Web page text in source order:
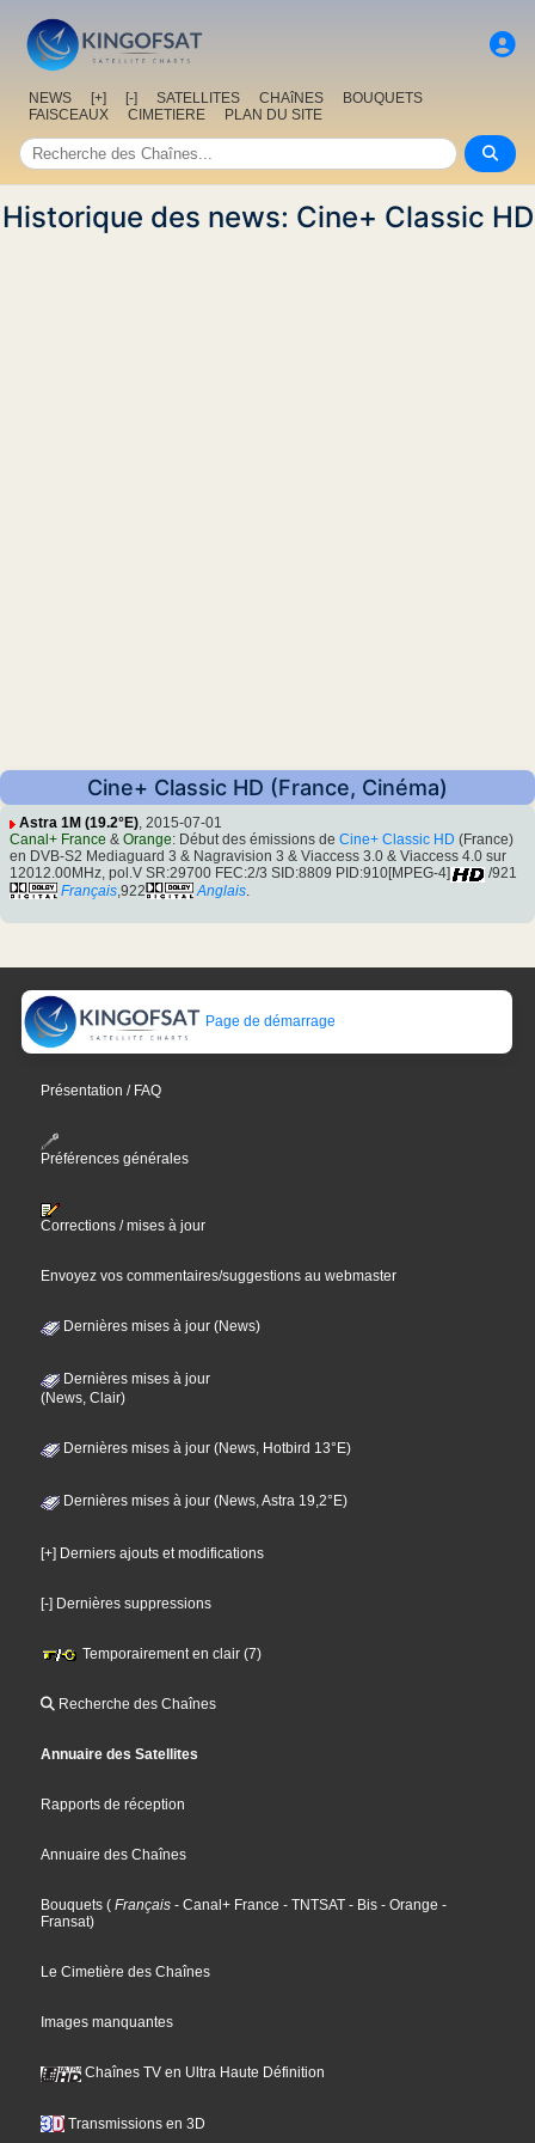
NEWS [+] [-] SATELLITES CHAîNES
BOUQUETS
FAISCEAUX
CIMETIERE PLAN DU SITE
Historique des news: Cine+ Classic HD
Cine+ Classic HD (France, Cinéma)
Astra 1M (19.2°E), 2015-07-01
Canal+ France & Orange: Début des émissions de Cine+ Classic HD (France)
en DVB-S2 Mediaguard 3 & Nagravision 3 & Viaccess 3.0 & Viaccess 4.0 sur
12012.00MHz, pol.V SR:29700 FEC:2/3 SID:8809 PID:910[MPEG-4]
/921
Français ,922 Anglais
Page de démarrage
Présentation / FAQ
Préférences générales
Corrections / mises à jour
Envoyez vos commentaires/suggestions au webmaster
Dernières mises à jour (News)
Dernières mises à jour
(News, Clair)
Dernières mises à jour (News, Hotbird 13°E)
Dernières mises à jour (News, Astra 19,2°E)
[+] Derniers ajouts et modifications
[-] Dernières suppressions
Temporairement en clair (7)
Recherche des Chaînes
Annuaire des Satellites
Rapports de réception
Annuaire des Chaînes
Bouquets ( Français - Canal+ France - TNTSAT - Bis - Orange -
Fransat)
Le Cimetière des Chaînes
Images manquantes
Chaînes TV en Ultra Haute Définition
Transmissions en 3D